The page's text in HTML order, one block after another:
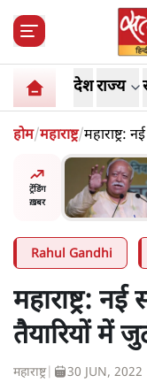
देशराज्य
होम/महाराष्ट्र/महाराष्ट्र:
ट्रेंडिंग
ख़बर
ज़ी के लिए नहीं, संघ की
हेजेमनी बचाने आए हैं
भागवत!
Min.विमर्श
Rahul Gandhi
महाराष्ट्र:
तैयारियों में
महाराष्ट्र| 30 JUN, 2022